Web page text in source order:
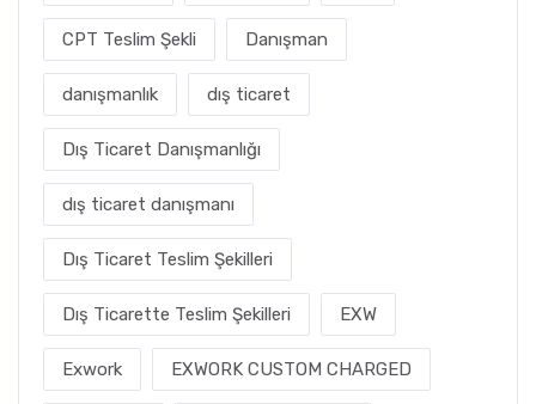
CPT Teslim Şekli Danışman
danışmanlık dış ticaret
Dış Ticaret Danışmanlığı
dış ticaret danışmanı
Dış Ticaret Teslim Şekilleri
Dış Ticarette Teslim Şekilleri EXW
Exwork EXWORK CUSTOM CHARGED